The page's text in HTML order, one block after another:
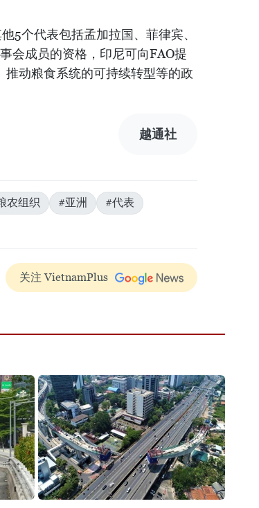
5个代表包括孟加拉国、菲律宾、
会成员的资格，印尼可向FAO提
动粮食系统的可持续转型等的政
越通社
农组织 #亚洲
#代表
关注 VietnamPlus